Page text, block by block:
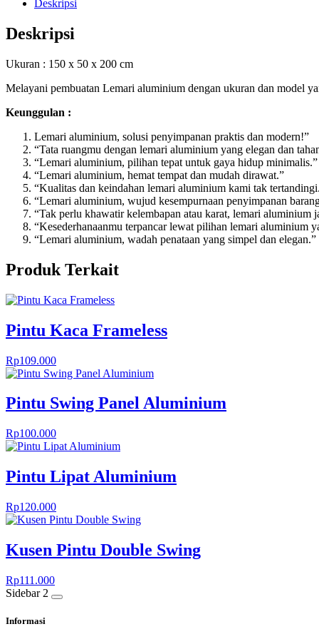
Deskripsi
Deskripsi
Ukuran : 150 x 50 x 200 cm
Melayani pembuatan Lemari aluminium dengan ukuran dan model
Keunggulan :
Lemari aluminium, solusi penyimpanan praktis dan modern!”
“Tata ruangmu dengan lemari aluminium yang elegan dan
“Lemari aluminium, pilihan tepat untuk gaya hidup minimalis.”
“Lemari aluminium, hemat tempat dan mudah dirawat.”
“Kualitas dan keindahan lemari aluminium kami tak
“Lemari aluminium, wujud kesempurnaan penyimpanan
“Tak perlu khawatir kelembapan atau karat, lemari aluminium
“Kesederhanaanmu terpancar lewat pilihan lemari aluminium
“Lemari aluminium, wadah penataan yang simpel dan elegan.”
Produk Terkait
Pintu Kaca Frameless
Rp109.000
Pintu Swing Panel Aluminium
Rp100.000
Pintu Lipat Aluminium
Rp120.000
Kusen Pintu Double Swing
Rp111.000
Sidebar 2
Informasi